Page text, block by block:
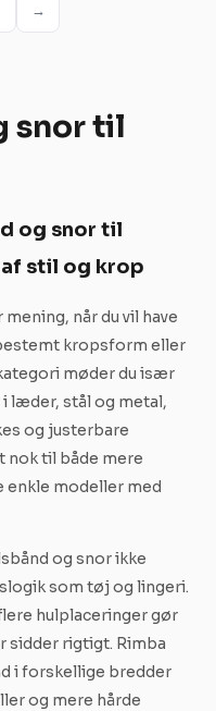
→
snor til
og snor til
stil og krop
når du vil have
kropsform eller
møder du især
læder, stål og metal,
og justerbare
nok til både mere
enkle modeller med
og snor ikke
som tøj og lingeri.
hulplaceringer gør
sidder rigtigt. Rimba
i forskellige bredder
og mere hårde